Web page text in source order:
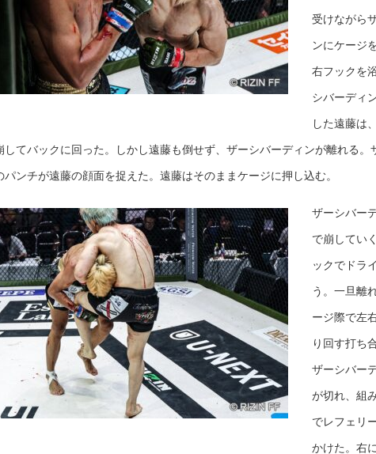
受けながら
ンにケージ
右フックを
シバーディ
した遠藤は
してバックに回った。しかし遠藤も倒せず、ザーシバーディンが離れる。
パンチが遠藤の顔面を捉えた。遠藤はそのままケージに押し込む。
ザーシバー
で崩してい
ックでドラ
う。一旦離
ージ際で左
り回す打ち
ザーシバー
が切れ、組
でレフェリ
かけた。右